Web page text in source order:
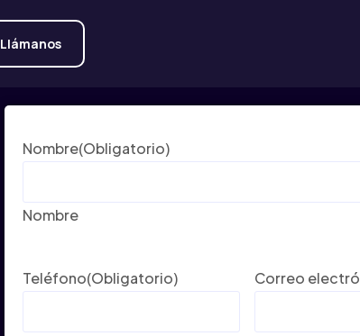
Llámanos
Nombre(Obligatorio)
Nombre
Teléfono(Obligatorio) Correo